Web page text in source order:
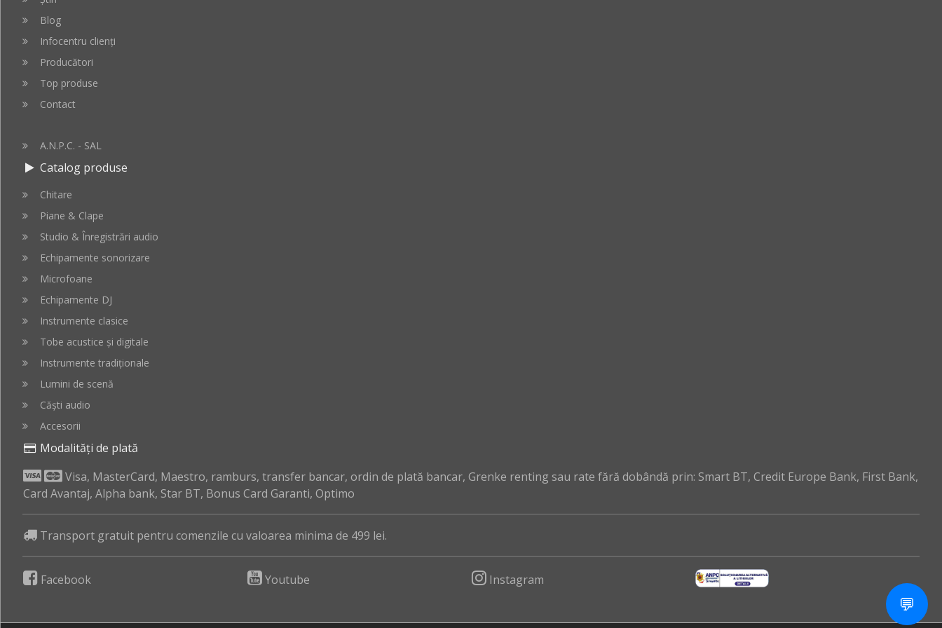
Blog
Infocentru clienți
Producători
Top produse
Contact
A.N.P.C. - SAL
Catalog produse
Chitare
Piane & Clape
Studio & Înregistrări audio
Echipamente sonorizare
Microfoane
Echipamente DJ
Instrumente clasice
Tobe acustice și digitale
Instrumente tradiționale
Lumini de scenă
Căști audio
Accesorii
Modalități de plată
Visa, MasterCard, Maestro, ramburs, transfer bancar, ordin de plată bancar, Grenke renting sau rate fără dobândă prin: Smart BT, Credit Europe Bank, First Bank,
Card Avantaj, Alpha bank, Star BT, Bonus Card Garanti, Optimo
Transport gratuit pentru comenzile cu valoarea minima de 499 lei.
Facebook Youtube Instagram
💬